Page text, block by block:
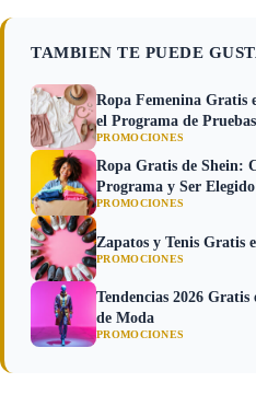
TAMBIEN TE PUEDE
Ropa Femenina Gratis
el Programa de Pruebas
PROMOCIONES
Ropa Gratis de Shein:
Programa y Ser Elegido
PROMOCIONES
Zapatos y Tenis Gratis
PROMOCIONES
Tendencias 2026
de Moda
PROMOCIONES